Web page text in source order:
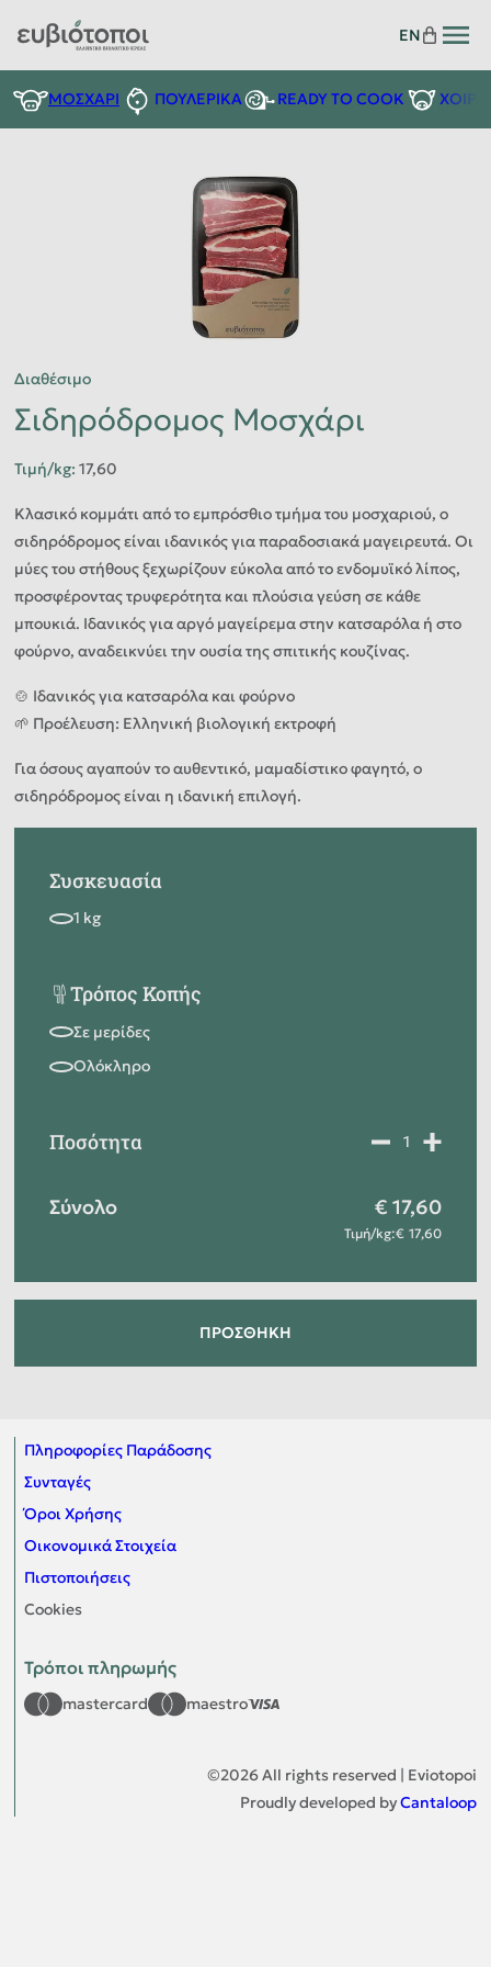
EN
ΜΟΣΧΑΡΙ ΠΟΥΛΕΡΙΚΑ READY TO COOK
Διαθέσιμο
Σιδηρόδρομος Μοσχάρι
Τιμή/kg: 17,60
Κλασικό κομμάτι από το εμπρόσθιο τμήμα του μοσχαριού, ο
σιδηρόδρομος είναι ιδανικός για παραδοσιακά μαγειρευτά. Οι
μύες του στήθους ξεχωρίζουν εύκολα από το ενδομυϊκό λίπος,
προσφέροντας τρυφερότητα και πλούσια γεύση σε κάθε
μπουκιά. Ιδανικός για αργό μαγείρεμα στην κατσαρόλα ή στο
φούρνο, αναδεικνύει την ουσία της σπιτικής κουζίνας.
🍲 Ιδανικός για κατσαρόλα και φούρνο
🌱 Προέλευση: Ελληνική βιολογική εκτροφή
Για όσους αγαπούν το αυθεντικό, μαμαδίστικο φαγητό, ο
σιδηρόδρομος είναι η ιδανική επιλογή.
Συσκευασία
Τρόπος Κοπής
Ποσότητα
Σύνολο 17,60
Τιμή/kg: 17,60
ΠΡΟΣΘΉΚΗ
Πληροφορίες Παράδοσης
Συνταγές
Όροι Χρήσης
Οικονομικά Στοιχεία
Πιστοποιήσεις
Cookies
Τρόποι πληρωμής
mastercard maestro
©2026All rights reserved | Eviotopoi
Proudly developed byCantaloop